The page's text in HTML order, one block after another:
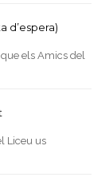
d’espera)
els Amics del
Liceu us